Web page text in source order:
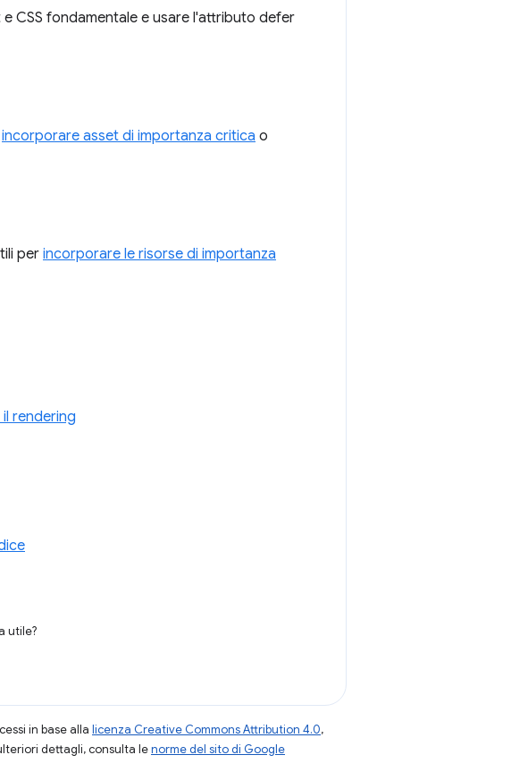
CSS fondamentale e usare l'attributo defer
incorporare asset di importanza critica o
per incorporare le risorse di importanza
rendering
utile?
in base alla licenza Creative Commons Attribution 4.0,
dettagli, consulta lenorme del sito di Google